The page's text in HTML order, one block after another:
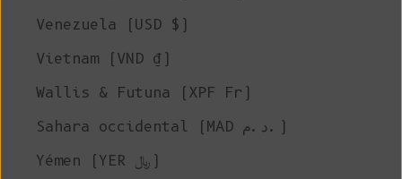
Venezuela (USD $)
Vietnam (VND ₫)
Wallis & Futuna (XPF Fr)
Sahara occidental (MAD د.م.)
Yémen (YER ﷼)